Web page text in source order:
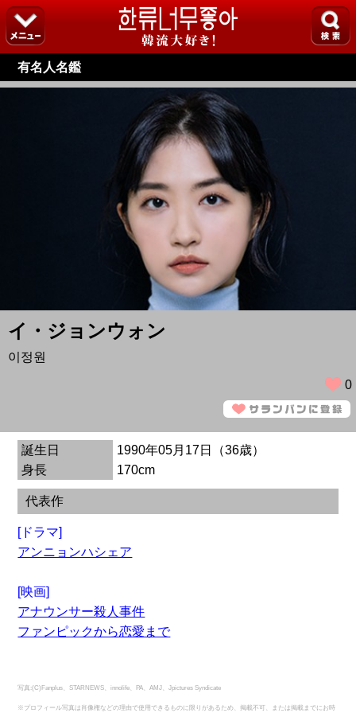
有名人名鑑
イ・ジョンウォン
이정원
0
誕生日
1990年05月17日（36歳）
身長
170cm
代表作
[ドラマ]
アンニョンハシェア
[映画]
アナウンサー殺人事件
ファンピックから恋愛まで
写真:(C)Fanplus、STARNEWS、innolife、PA、AMJ、Jpictures Syndicate
※プロフィール写真は肖像権などの理由で使用できるものに限りがあるため、掲載不可、または掲載までにお時